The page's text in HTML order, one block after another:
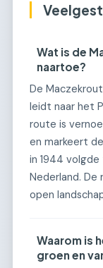
Wat is de
naartoe?
De
leidt naar het
route is
en markeert
in 1944
Nederland.
open
Waarom is
groen en